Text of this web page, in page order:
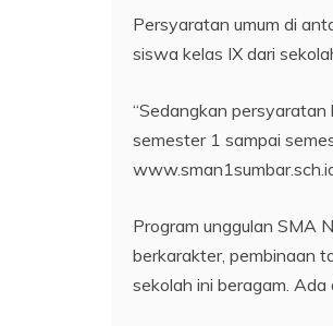
Persyaratan umum di
siswa kelas IX dari
“Sedangkan
semester 1 sampai
Program unggulan SMA
berkarakter, pembinaan
sekolah ini beragam.